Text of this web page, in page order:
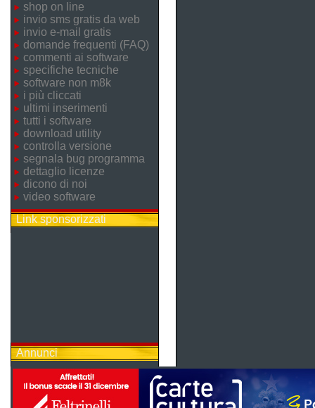
shop on line
invio sms gratis da web
invio e-mail gratis
domande frequenti (FAQ)
commenti ai software
specifiche tecniche
software non m8k
i più cliccati
ultimi inserimenti
tutti i software
download utility
controlla versione
segnala bug programma
dettaglio licenze
dicono di noi
video software
Link sponsorizzati
Annunci